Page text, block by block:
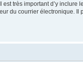
est très important d’y inclure
du courrier électronique. Il